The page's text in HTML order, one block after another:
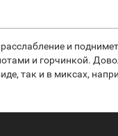
и
и горчинкой.
так и в миксах,